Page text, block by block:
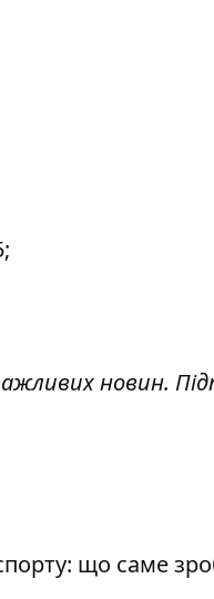
новин.
що саме